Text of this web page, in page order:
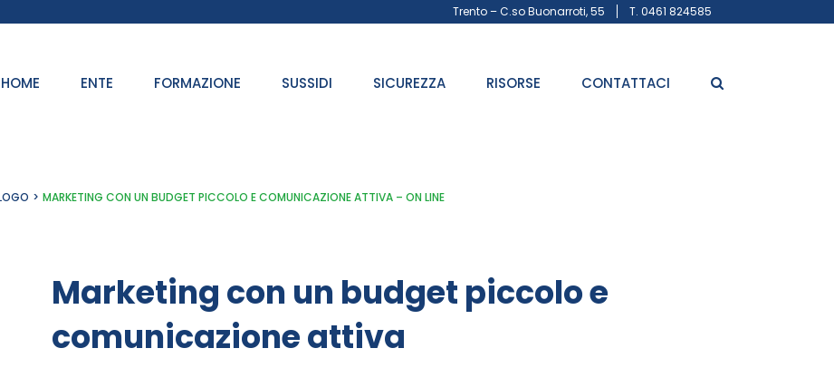
Trento – C.so Buonarroti, 55 T. 0461 824585
HOME ENTE FORMAZIONE SUSSIDI SICUREZZA RISORSE CONTATTACI
MARKETING CON UN BUDGET PICCOLO E COMUNICAZIONE ATTIVA – ON LINE
Marketing con un budget piccolo e
comunicazione attiva